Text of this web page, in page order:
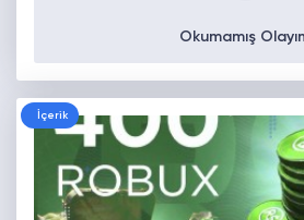
Okumamış
İçerik